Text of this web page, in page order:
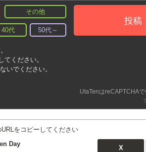
その他
40代 50代～
投稿
ください。
いでください。
UtaTenはreCAPTCHA
をコピーしてください
Day
X